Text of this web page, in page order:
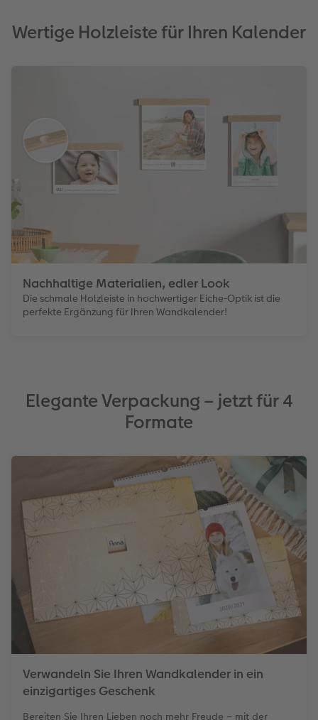
Wertige Holzleiste für Ihren Kalender
Nachhaltige Materialien, edler Look
Die schmale Holzleiste in hochwertiger Eiche-Optik ist die
perfekte Ergänzung für Ihren Wandkalender!
Elegante Verpackung – jetzt für 4
Formate
Verwandeln Sie Ihren Wandkalender in ein
einzigartiges Geschenk
Bereiten Sie Ihren Lieben noch mehr Freude – mit der